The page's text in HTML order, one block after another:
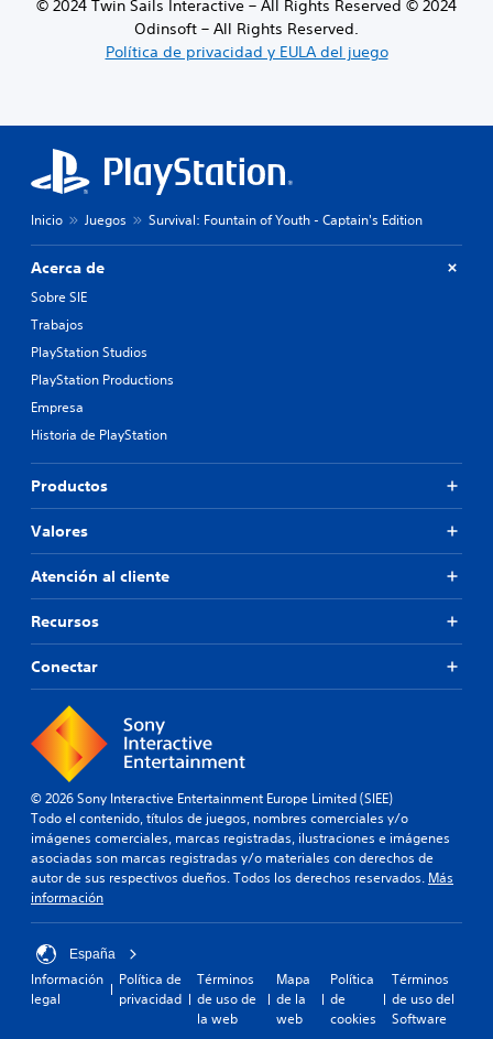
s
n
d
u
n
m
a
e
c
i
i
u
l
c
a
© 2024 Twin Sails Interactive – All Rights Reserved © 2024
Odinsoft – All Rights Reserved.
Política de privacidad y EULA del juego
Inicio Juegos Survival: Fountain of Youth - Captain's Edition
Acerca de
Sobre SIE
Trabajos
PlayStation Studios
PlayStation Productions
Empresa
Historia de PlayStation
Productos
Valores
Atención al cliente
Recursos
Conectar
© 2026 Sony Interactive Entertainment Europe Limited (SIEE)
Todo el contenido, títulos de juegos, nombres comerciales y/o
imágenes comerciales, marcas registradas, ilustraciones e imágenes
asociadas son marcas registradas y/o materiales con derechos de
autor de sus respectivos dueños. Todos los derechos reservados. Más
información
España
Información
legal
Política de
privacidad
Términos
de uso de
la web
Mapa
de la
web
Política
de
cookies
Términos
de uso del
Software